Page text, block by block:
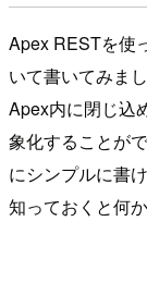
Apex RESTを使
いて書いてみま
Apex内に閉じ込
象化することが
にシンプルに書
知っておくと何